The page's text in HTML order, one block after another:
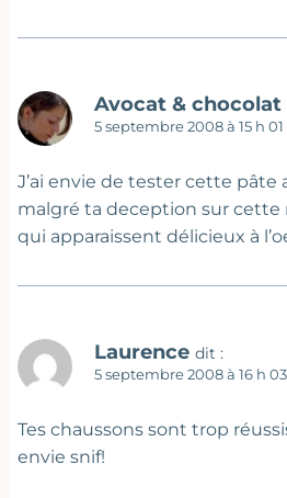
Avocat & chocolat
5 septembre 2008 à 15 h
J’ai envie de tester cette pâte
malgré ta deception sur cette
qui apparaissent délicieux à
Laurence dit :
5 septembre 2008 à 16 h
Tes chaussons sont trop
envie snif!